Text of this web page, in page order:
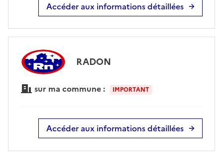
Accéder aux informations détaillées
RADON
sur ma commune : IMPORTANT
Accéder aux informations détaillées